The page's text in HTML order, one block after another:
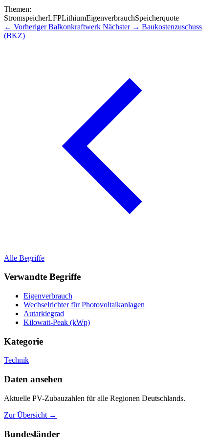
Themen:
StromspeicherLFPLithiumEigenverbrauchSpeicherquote
← Vorheriger Balkonkraftwerk Nächster → Baukostenzuschuss
(BKZ)
Alle Begriffe
Verwandte Begriffe
Eigenverbrauch
Wechselrichter für Photovoltaikanlagen
Autarkiegrad
Kilowatt-Peak (kWp)
Kategorie
Technik
Daten ansehen
Aktuelle PV-Zubauzahlen für alle Regionen Deutschlands.
Zur Übersicht →
Bundesländer